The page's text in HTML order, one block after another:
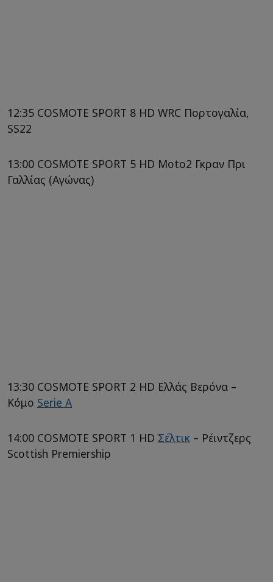
12:35 COSMOTE SPORT 8 HD WRC Πορτογαλία,
SS22
13:00 COSMOTE SPORT 5 HD Moto2 Γκραν Πρι
Γαλλίας (Αγώνας)
13:30 COSMOTE SPORT 2 HD Ελλάς Βερόνα –
Κόμο Serie A
14:00 COSMOTE SPORT 1 HD Σέλτικ – Ρέιντζερς
Scottish Premiership